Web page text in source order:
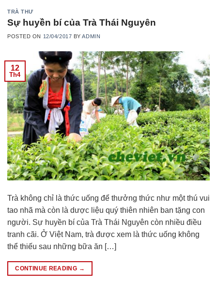
TRÀ THƯ
Sự huyền bí của Trà Thái Nguyên
POSTED ON 12/04/2017 BYADMIN
12
Th4
Trà không chỉ là thức uống để thưởng thức như một thú vui
tao nhã mà còn là dược liệu quý thiên nhiên ban tặng con
người. Sự huyền bí của Trà Thái Nguyên còn nhiều điều
tranh cãi. Ở Việt Nam, trà được xem là thức uống không
thể thiếu sau những bữa ăn […]
CONTINUE READING →